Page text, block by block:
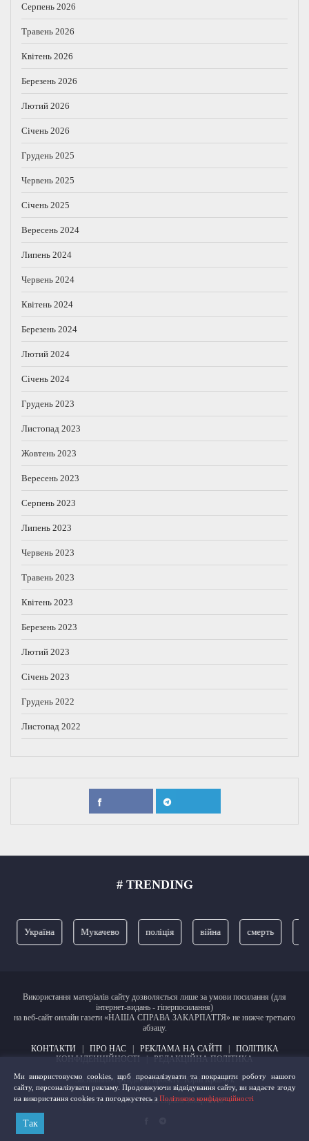
Серпень 2026
Травень 2026
Квітень 2026
Березень 2026
Лютий 2026
Січень 2026
Грудень 2025
Червень 2025
Січень 2025
Вересень 2024
Липень 2024
Червень 2024
Квітень 2024
Березень 2024
Лютий 2024
Січень 2024
Грудень 2023
Листопад 2023
Жовтень 2023
Вересень 2023
Серпень 2023
Липень 2023
Червень 2023
Травень 2023
Квітень 2023
Березень 2023
Лютий 2023
Січень 2023
Грудень 2022
Листопад 2022
# TRENDING
Україна Мукачево поліція війна смерть
Використання матеріалів сайту дозволяється лише за умови посилання (для
інтернет-видань - гіперпосилання)
на веб-сайт онлайн газети «НАША СПРАВА ЗАКАРПАТТЯ» не нижче третього
абзацу.
КОНТАКТИ| ПРО НАС| РЕКЛАМА НА САЙТІ| ПОЛІТИКА
КОНФІДЕНЦІЙНОСТІ | РЕДАКЦІЙНА ПОЛІТИКА
Засновник і фундатор проєкту:Юрій Кравчук
2023, © Газета "Наша справа Закарпаття"
Ми використовуємо cookies, щоб проаналізувати та покращити роботу нашого
сайту, персоналізувати рекламу. Продовжуючи відвідування сайту, ви надаєте згоду
на використання cookies та погоджуєтесь з Політикою конфіденційності
Так